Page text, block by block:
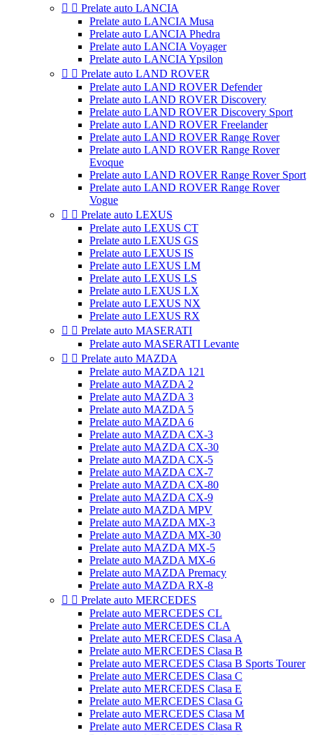
  Prelate auto LANCIA
Prelate auto LANCIA Musa
Prelate auto LANCIA Phedra
Prelate auto LANCIA Voyager
Prelate auto LANCIA Ypsilon
  Prelate auto LAND ROVER
Prelate auto LAND ROVER Defender
Prelate auto LAND ROVER Discovery
Prelate auto LAND ROVER Discovery Sport
Prelate auto LAND ROVER Freelander
Prelate auto LAND ROVER Range Rover
Prelate auto LAND ROVER Range Rover
Evoque
Prelate auto LAND ROVER Range Rover Sport
Prelate auto LAND ROVER Range Rover
Vogue
  Prelate auto LEXUS
Prelate auto LEXUS CT
Prelate auto LEXUS GS
Prelate auto LEXUS IS
Prelate auto LEXUS LM
Prelate auto LEXUS LS
Prelate auto LEXUS LX
Prelate auto LEXUS NX
Prelate auto LEXUS RX
  Prelate auto MASERATI
Prelate auto MASERATI Levante
  Prelate auto MAZDA
Prelate auto MAZDA 121
Prelate auto MAZDA 2
Prelate auto MAZDA 3
Prelate auto MAZDA 5
Prelate auto MAZDA 6
Prelate auto MAZDA CX-3
Prelate auto MAZDA CX-30
Prelate auto MAZDA CX-5
Prelate auto MAZDA CX-7
Prelate auto MAZDA CX-80
Prelate auto MAZDA CX-9
Prelate auto MAZDA MPV
Prelate auto MAZDA MX-3
Prelate auto MAZDA MX-30
Prelate auto MAZDA MX-5
Prelate auto MAZDA MX-6
Prelate auto MAZDA Premacy
Prelate auto MAZDA RX-8
  Prelate auto MERCEDES
Prelate auto MERCEDES CL
Prelate auto MERCEDES CLA
Prelate auto MERCEDES Clasa A
Prelate auto MERCEDES Clasa B
Prelate auto MERCEDES Clasa B Sports Tourer
Prelate auto MERCEDES Clasa C
Prelate auto MERCEDES Clasa E
Prelate auto MERCEDES Clasa G
Prelate auto MERCEDES Clasa M
Prelate auto MERCEDES Clasa R